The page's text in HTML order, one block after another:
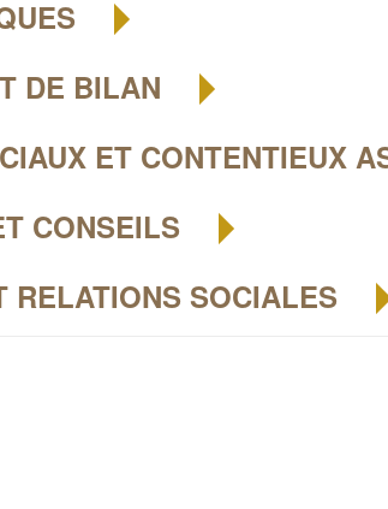
DE BILAN
ET CONTENTIEUX
CONSEILS
RELATIONS SOCIALES